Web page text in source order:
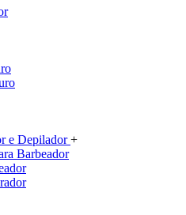
e Depilador+
Barbeador